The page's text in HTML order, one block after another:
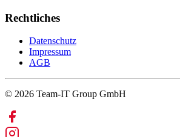
Rechtliches
Datenschutz
Impressum
AGB
© 2026 Team-IT Group GmbH